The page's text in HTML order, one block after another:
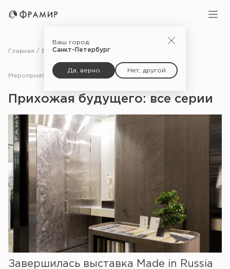
Ваш город:
Санкт-Петербург
Да, верно Нет, другой
Главная Блог Мероприятия
Мероприятия
Прихожая будущего: все серии
Завершилась выставка Made in Russia